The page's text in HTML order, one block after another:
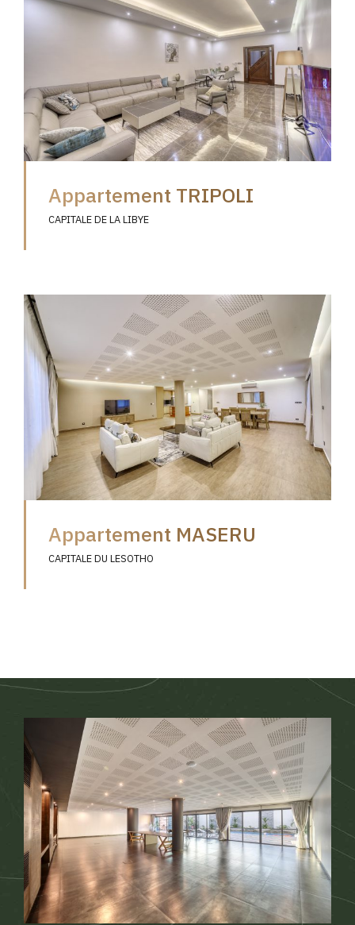
Appartement TRIPOLI
CAPITALE DE LA LIBYE
Appartement MASERU
CAPITALE DU LESOTHO